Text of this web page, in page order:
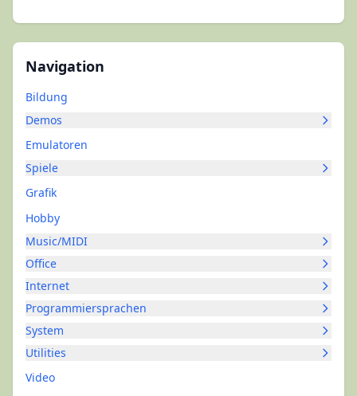
Navigation
Bildung
Demos
Emulatoren
Spiele
Grafik
Hobby
Music/MIDI
Office
Internet
Programmiersprachen
System
Utilities
Video